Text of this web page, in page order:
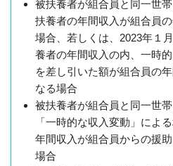
被扶養者が組合員と同一世
扶養者の年間収入が組合員
場合、若しくは、2023年１
養者の年間収入の内、一時
を差し引いた額が組合員の
なる場合
被扶養者が組合員と同一世
「一時的な収入変動」によ
年間収入が組合員からの援
場合